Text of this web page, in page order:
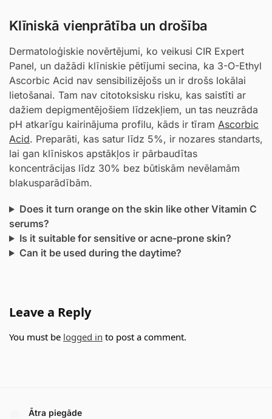
Klīniskā vienprātība un drošība
Dermatoloģiskie novērtējumi, ko veikusi CIR Expert
Panel, un dažādi klīniskie pētījumi secina, ka 3-O-Ethyl
Ascorbic Acid nav sensibilizējošs un ir drošs lokālai
lietošanai. Tam nav citotoksisku risku, kas saistīti ar
dažiem depigmentējošiem līdzekļiem, un tas neuzrāda
pH atkarīgu kairinājuma profilu, kāds ir tīram Ascorbic
Acid. Preparāti, kas satur līdz 5%, ir nozares standarts,
lai gan klīniskos apstākļos ir pārbaudītas
koncentrācijas līdz 30% bez būtiskām nevēlamām
blakusparādībām.
Does it turn orange on the skin like other Vitamin C
serums?
Is it suitable for sensitive or acne-prone skin?
Can it be used during the daytime?
Leave a Reply
You must be logged in to post a comment.
Ātra piegāde